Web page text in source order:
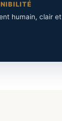
humain, clair et